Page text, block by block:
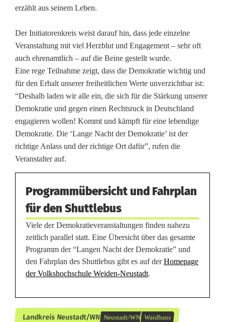
erzählt aus seinem Leben.
Der Initiatorenkreis weist darauf hin, dass jede einzelne
Veranstaltung mit viel Herzblut und Engagement – sehr oft
auch ehrenamtlich – auf die Beine gestellt wurde.
Eine rege Teilnahme zeigt, dass die Demokratie wichtig und
für den Erhalt unserer freiheitlichen Werte unverzichtbar ist:
“Deshalb laden wir alle ein, die sich für die Stärkung unserer
Demokratie und gegen einen Rechtsruck in Deutschland
engagieren wollen! Kommt und kämpft für eine lebendige
Demokratie. Die ‘Lange Nacht der Demokratie’ ist der
richtige Anlass und der richtige Ort dafür”, rufen die
Veranstalter auf.
Programmübersicht und Fahrplan
für den Shuttlebus
Viele der Demokratieveranstaltungen finden nahezu
zeitlich parallel statt. Eine Übersicht über das gesamte
Programm der “Langen Nacht der Demokratie” und
den Fahrplan des Shuttlebus gibt es auf derHomepage
der Volkshochschule Weiden-Neustadt.
Landkreis Neustadt/WN Neustadt/WN Waidhaus